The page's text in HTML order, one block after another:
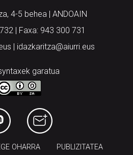
4-5 behea | ANDOAIN
| Faxa: 943 300 731
| idazkaritza@aiurri.eus
garatua
OHARRA PUBLIZITATEA